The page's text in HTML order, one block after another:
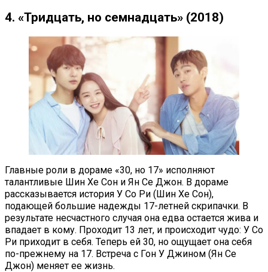
4. «Тридцать, но семнадцать» (2018)
Главные роли в дораме «30, но 17» исполняют
талантливые Шин Хе Сон и Ян Се Джон. В дораме
рассказывается история У Со Ри (Шин Хе Сон),
подающей большие надежды 17-летней скрипачки. В
результате несчастного случая она едва остается жива и
впадает в кому. Проходит 13 лет, и происходит чудо: У Со
Ри приходит в себя. Теперь ей 30, но ощущает она себя
по-прежнему на 17. Встреча с Гон У Джином (Ян Се
Джон) меняет ее жизнь.